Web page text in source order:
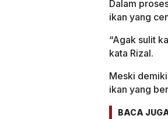
Dalam
ikan yang
“Agak sulit
kata Rizal.
Meski
ikan yang
BACA